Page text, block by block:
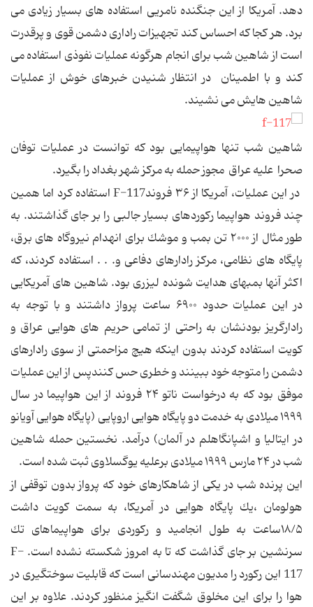
دهد. آمریكا از این جنگنده نامریی استفاده های بسیار زیادی می
برد. هر كجا كه احساس كند تجهیزات راداری دشمن قوی و پرقدرت
است از شاهین شب برای انجام هرگونه عملیات نفوذی استفاده می
كند و با اطمینان در انتظار شنیدن خبرهای خوش از عملیات
شاهین هایش می نشیند.
شاهین شب تنها هواپیمایی بود كه توانست در عملیات توفان
صحرا علیه عراق مجوز حمله به مركز شهر بغداد را بگیرد.
در این عملیات، آمریكا از ۳۶ فروندF-117 استفاده كرد اما همین
چند فروند هواپیما ركوردهای بسیار جالبی را بر جای گذاشتند. به
طور مثال از ۲۰۰۰ تن بمب و موشك برای انهدام نیروگاه های برق،
پایگاه های نظامی، مركز رادارهای دفاعی و. . . استفاده كردند، كه
اكثر آنها بمبهای هدایت شونده لیزری بود. شاهین های آمریكایی
در این عملیات حدود ۶۹۰۰ ساعت پرواز داشتند و با توجه به
رادارگریز بودنشان به راحتی از تمامی حریم های هوایی عراق و
كویت استفاده كردند بدون اینكه هیچ مزاحمتی از سوی رادارهای
دشمن را متوجه خود ببینند و خطری حس كنندپس از این عملیات
موفق بود كه به درخواست ناتو ۲۴ فروند از این هواپیما در سال
۱۹۹۹ میلادی به خدمت دو پایگاه هوایی اروپایی (پایگاه هوایی آویانو
در ایتالیا و اشپانگاهلم در آلمان) درآمد. نخستین حمله شاهین
شب در ۲۴ مارس ۱۹۹۹ میلادی برعلیه یوگسلاوی ثبت شده است.
این پرنده شب در یكی از شاهكارهای خود كه پرواز بدون توقفی از
هولومان ،یك پایگاه هوایی در آمریكا، به سمت كویت داشت
۱۸/۵ساعت به طول انجامید و ركوردی برای هواپیماهای تك
سرنشین بر جای گذاشت كه تا به امروز شكسته نشده است. F-
117 این ركورد را مدیون مهندسانی است كه قابلیت سوختگیری در
هوا را برای این مخلوق شگفت انگیز منظور كردند. علاوه بر این